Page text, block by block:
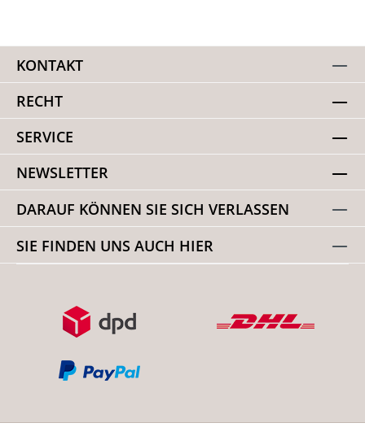
KONTAKT
RECHT
SERVICE
NEWSLETTER
DARAUF KÖNNEN SIE SICH VERLASSEN
SIE FINDEN UNS AUCH HIER